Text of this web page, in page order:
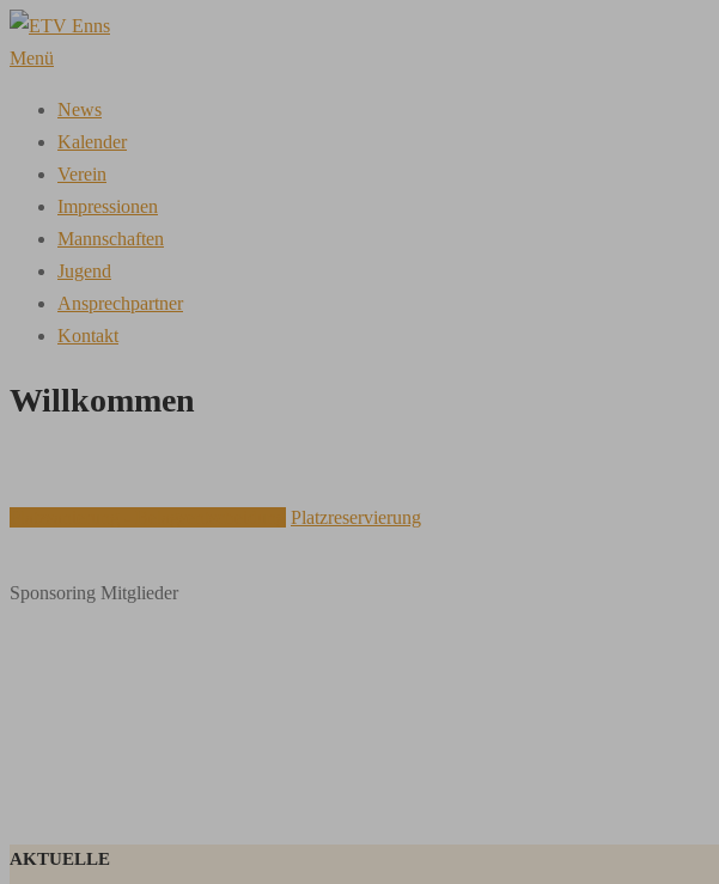
Zum
Inhalt
Menü
News
Kalender
Verein
Impressionen
Mannschaften
Jugend
Ansprechpartner
Kontakt
Willkommen
Platzreservierung
Sponsoring Mitglieder
AKTUELLE